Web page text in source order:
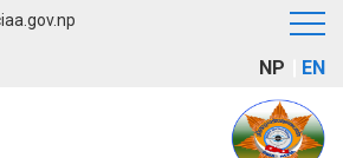
NP EN